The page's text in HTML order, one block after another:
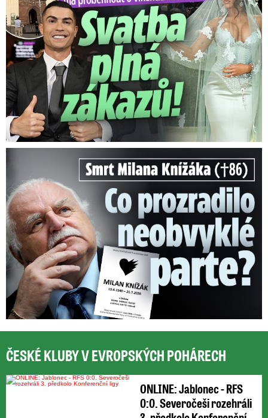
Smrt Milana Knížáka (†86): Co prozradilo neobvyklé parte?
ČESKÉ KLUBY V EVROPSKÝCH POHÁRECH
ONLINE: Jablonec - RFS
0:0. Severočeši rozehráli